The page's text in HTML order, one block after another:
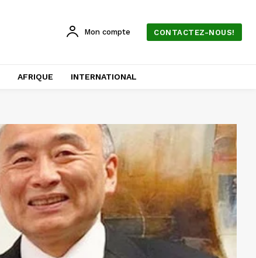
Mon compte CONTACTEZ-NOUS!
AFRIQUE INTERNATIONAL